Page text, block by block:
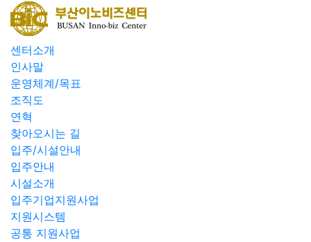
센터소개
인사말
운영체계/목표
조직도
연혁
찾아오시는 길
입주/시설안내
입주안내
시설소개
입주기업지원사업
지원시스템
공통 지원사업